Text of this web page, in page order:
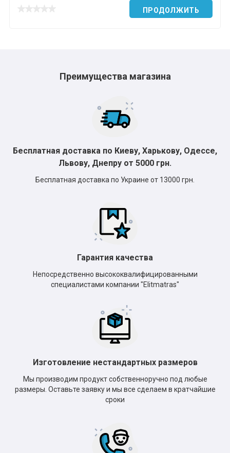
ПРОДОЛЖИТЬ
Преимущества магазина
Бесплатная доставка по Киеву, Харькову, Одессе,
Львову, Днепру от 5000 грн.
Бесплатная доставка по Украине от 13000 грн.
Гарантия качества
Непосредственно высококвалифицированными
специалистами компании "Elitmatras"
Изготовление нестандартных размеров
Мы производим продукт собственноручно под любые
размеры. Оставьте заявку и мы все сделаем в кратчайшие
сроки